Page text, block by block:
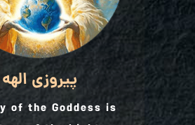
پیروزی الهه
of the Goddess is